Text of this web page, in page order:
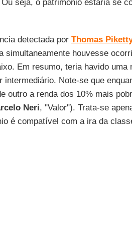
Ou seja, o patrimônio estaria se
detectada por Thomas
simultaneamente houvesse
Em resumo, teria havido uma
Note-se que
outro a renda dos 10% mais
Neri, "Valor"). Trata-se
é compatível com a ira da